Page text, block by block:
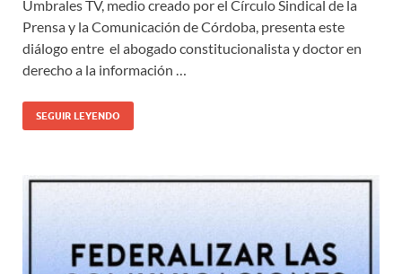
Umbrales TV, medio creado por el Círculo Sindical de la
Prensa y la Comunicación de Córdoba, presenta este
diálogo entre el abogado constitucionalista y doctor en
derecho a la información …
SEGUIR LEYENDO